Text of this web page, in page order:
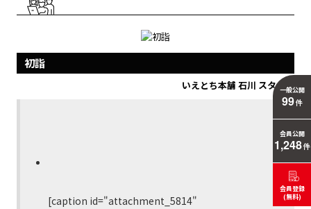
初詣
いえとち本舗 石川 スタッフ
[caption id="attachment_5814"
一般公開
99件
会員公開
1,248件
会員登録
(無料)